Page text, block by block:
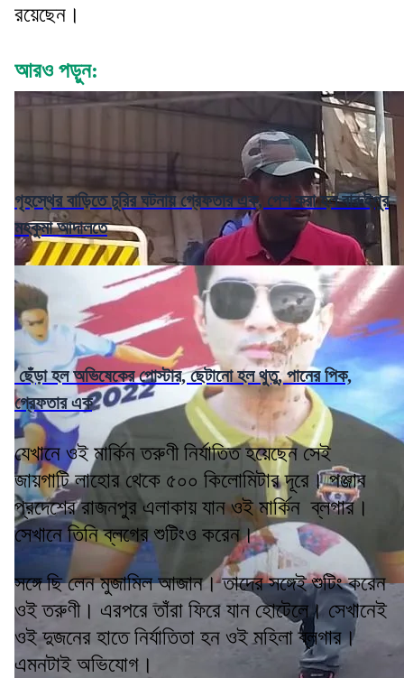
রয়েছেন।
আরও পড়ুন:
গৃহস্থের বাড়িতে চুরির ঘটনায় গ্রেফতার এক, পেশ করা হল বারুইপুর
মহকুমা আদালতে
ছেঁড়া হল অভিষেকের পোস্টার, ছেটানো হল থুতু, পানের পিক,
গ্রেফতার এক
যেখানে ওই মার্কিন তরুণী নির্যাতিত হয়েছেন সেই
জায়গাটি লাহোর থেকে ৫০০ কিলোমিটার দূরে। পঞ্জাব
প্রদেশের রাজনপুর এলাকায় যান ওই মার্কিন ব্লগার।
সেখানে তিনি ব্লগের শুটিংও করেন।
সঙ্গে ছি লেন মুজামিল আজান। তাদের সঙ্গেই শুটিং করেন
ওই তরুণী। এরপরে তাঁরা ফিরে যান হোটেলে। সেখানেই
ওই দুজনের হাতে নির্যাতিতা হন ওই মহিলা ব্লগার।
এমনটাই অভিযোগ।